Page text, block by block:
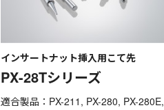
インサートナット挿入用こて先
PX-28Tシリーズ
適合製品：PX-211, PX-280, PX-280E,